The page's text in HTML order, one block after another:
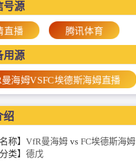
号源
直播 腾讯体育
用源
海姆VSFC埃德斯海姆直播
绍
称】 VfR曼海姆 vs FC埃德斯海姆
类】 德戊